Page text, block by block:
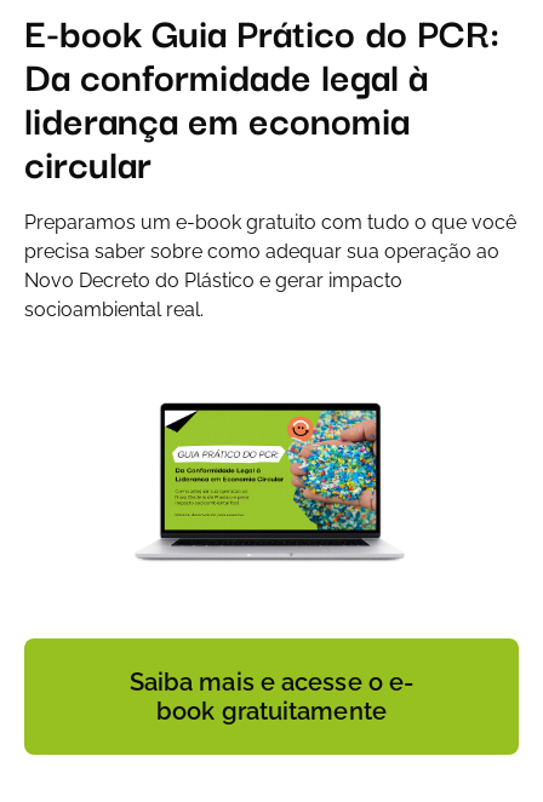
E-book Guia Prático do PCR:
Da conformidade legal à
liderança em economia
circular
Preparamos um e-book gratuito com tudo o que você
precisa saber sobre como adequar sua operação ao
Novo Decreto do Plástico e gerar impacto
socioambiental real.
Saiba mais e acesse o e-
book gratuitamente